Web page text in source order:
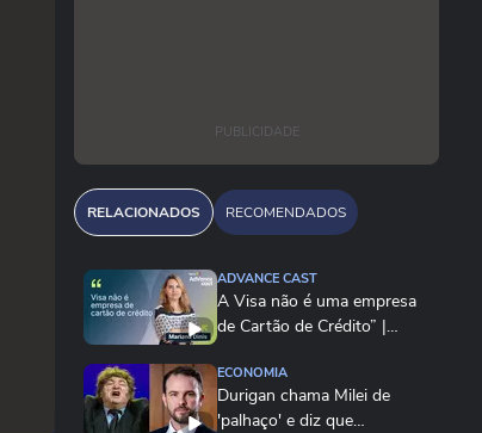
PUBLICIDADE
RELACIONADOS RECOMENDADOS
ADVANCE CAST
A Visa não é uma empresa
de Cartão de Crédito” |
ECONOMIA
Durigan chama Milei de
'palhaço' e diz que